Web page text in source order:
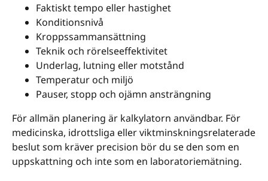
Faktiskt tempo eller hastighet
Konditionsnivå
Kroppssammansättning
Teknik och rörelseeffektivitet
Underlag, lutning eller motstånd
Temperatur och miljö
Pauser, stopp och ojämn ansträngning
För allmän planering är kalkylatorn användbar. För
medicinska, idrottsliga eller viktminskningsrelaterade
beslut som kräver precision bör du se den som en
uppskattning och inte som en laboratoriemätning.